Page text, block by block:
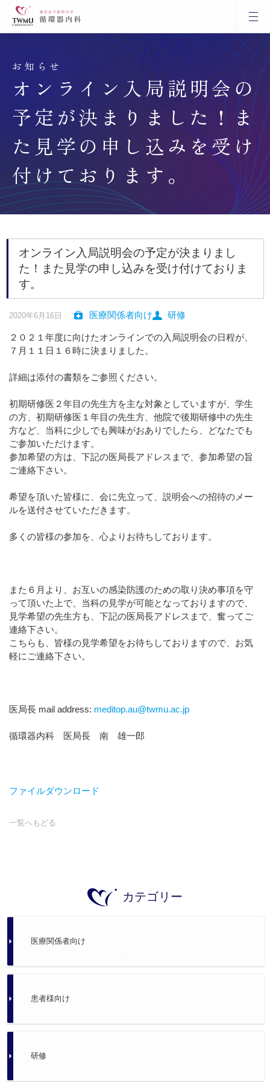
お知らせ
オンライン入局説明会の
予定が決まりました！ま
た見学の申し込みを受け
付けております。
オンライン入局説明会の予定が決まりまし
た！また見学の申し込みを受け付けておりま
す。
2020年6月16日 医療関係者向け 研修
２０２１年度に向けたオンラインでの入局説明会の日程が、
７月１１日１６時に決まりました。
詳細は添付の書類をご参照ください。
初期研修医２年目の先生方を主な対象としていますが、学生
の方、初期研修医１年目の先生方、他院で後期研修中の先生
方など、当科に少しでも興味がおありでしたら、どなたでも
ご参加いただけます。
参加希望の方は、下記の医局長アドレスまで、参加希望の旨
ご連絡下さい。
希望を頂いた皆様に、会に先立って、説明会への招待のメー
ルを送付させていただきます。
多くの皆様の参加を、心よりお待ちしております。
また６月より、お互いの感染防護のための取り決め事項を守
って頂いた上で、当科の見学が可能となっておりますので、
見学希望の先生方も、下記の医局長アドレスまで、奮ってご
連絡下さい。
こちらも、皆様の見学希望をお待ちしておりますので、お気
軽にご連絡下さい。
医局長 mail address: meditop.au@twmu.ac.jp
循環器内科 医局長 南 雄一郎
ファイルダウンロード
一覧へもどる
カテゴリー
医療関係者向け
患者様向け
研修